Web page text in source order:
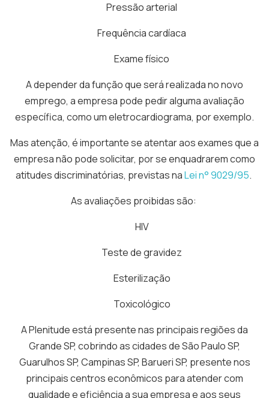
Pressão arterial
Frequência cardíaca
Exame físico
A depender da função que será realizada no novo
emprego, a empresa pode pedir alguma avaliação
específica, como um eletrocardiograma, por exemplo.
Mas atenção, é importante se atentar aos exames que a
empresa não pode solicitar, por se enquadrarem como
atitudes discriminatórias, previstas naLei n° 9029/95.
As avaliações proibidas são:
HIV
Teste de gravidez
Esterilização
Toxicológico
A Plenitude está presente nas principais regiões da
Grande SP, cobrindo as cidades de São Paulo SP,
Guarulhos SP, Campinas SP, Barueri SP, presente nos
principais centros econômicos para atender com
qualidade e eficiência a sua empresa e aos seus